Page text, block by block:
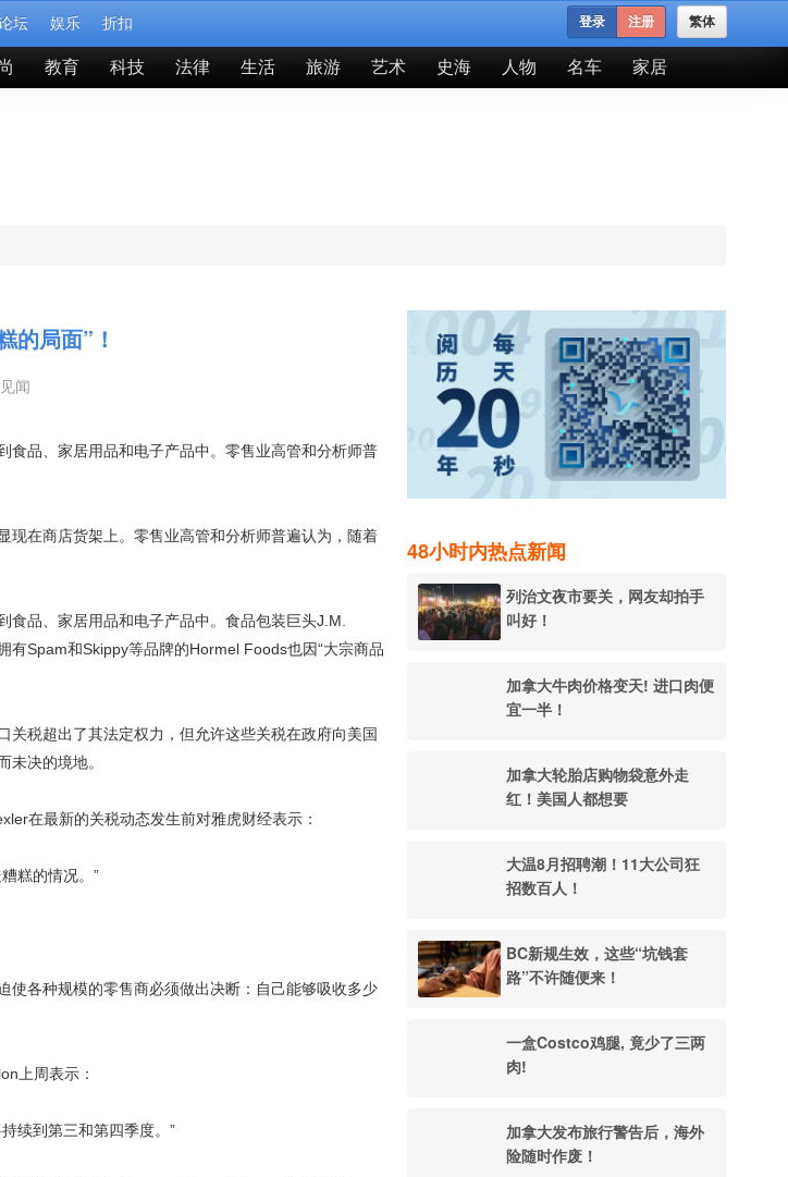
坛 娱乐 折扣 繁体
登录 注册
教育 科技 法律 生活 旅游 艺术 史海 人物 名车 家居
的局面”！
闻
食品、家居用品和电子产品中。零售业高管和分析师普
现在商店货架上。零售业高管和分析师普遍认为，随着
品、家居用品和电子产品中。食品包装巨头J.M.
Spam和Skippy等品牌的Hormel Foods也因“大宗商品
税超出了其法定权力，但允许这些关税在政府向美国
决的境地。
在最新的关税动态发生前对雅虎财经表示：
糕的情况。”
使各种规模的零售商必须做出决断：自己能够吸收多少
上周表示：
续到第三和第四季度。”
48小时内热点新闻
列治文夜市要关，网友却拍手
叫好！
加拿大牛肉价格变天! 进口肉便
宜一半！
加拿大轮胎店购物袋意外走
红！美国人都想要
大温8月招聘潮！11大公司狂
招数百人！
BC新规生效，这些“坑钱套
路”不许随便来！
一盒Costco鸡腿, 竟少了三两
肉!
加拿大发布旅行警告后，海外
险随时作废！